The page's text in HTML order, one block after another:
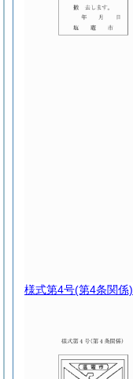
様式第4号(第4条関係)